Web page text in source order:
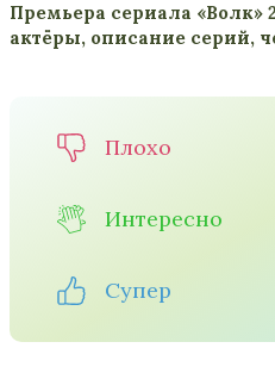
Премьера сериала «Волк»
актёры, описание серий,
Плохо
Интересно
Супер